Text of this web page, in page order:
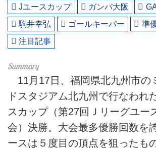
Jユースカップ
ガンバ大阪
駒井幸弘
ゴールキーパー
準
注目記事
11月17日、福岡県北九州市の
ドスタジアム北九州で行なわれ
スカップ（第27回Ｊリーグユー
会）決勝。大会最多優勝回数を
ースは５度目の頂点を狙ったも